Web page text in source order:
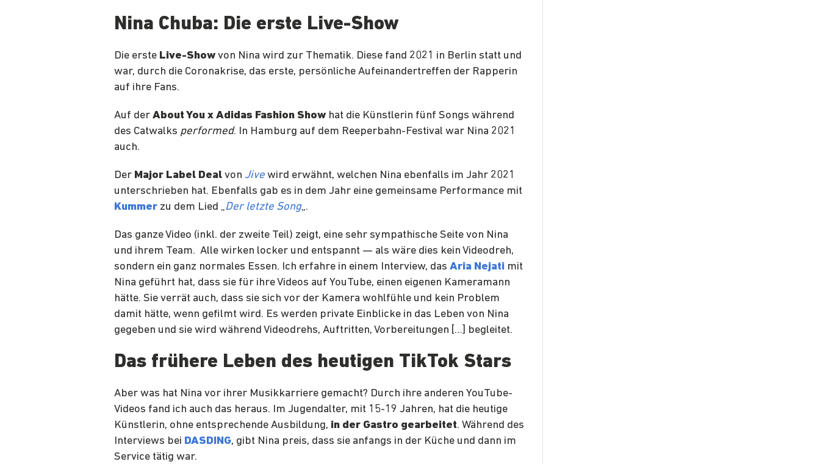
Nina Chuba: Die erste Live-Show
Die erste Live-Show von Nina wird zur Thematik. Diese fand 2021 in Berlin statt und
war, durch die Coronakrise, das erste, persönliche Aufeinandertreffen der Rapperin
auf ihre Fans.
Auf der About You x Adidas Fashion Show hat die Künstlerin fünf Songs während
des Catwalks performed. In Hamburg auf dem Reeperbahn-Festival war Nina 2021
auch.
Der Major Label Deal von Jive wird erwähnt, welchen Nina ebenfalls im Jahr 2021
unterschrieben hat. Ebenfalls gab es in dem Jahr eine gemeinsame Performance mit
Kummer zu dem Lied „Der letzte Song„.
Das ganze Video (inkl. der zweite Teil) zeigt, eine sehr sympathische Seite von Nina
und ihrem Team. Alle wirken locker und entspannt — als wäre dies kein Videodreh,
sondern ein ganz normales Essen. Ich erfahre in einem Interview, das Aria Nejati mit
Nina geführt hat, dass sie für ihre Videos auf YouTube, einen eigenen Kameramann
hätte. Sie verrät auch, dass sie sich vor der Kamera wohlfühle und kein Problem
damit hätte, wenn gefilmt wird. Es werden private Einblicke in das Leben von Nina
gegeben und sie wird während Videodrehs, Auftritten, Vorbereitungen […] begleitet.
Das frühere Leben des heutigen TikTok Stars
Aber was hat Nina vor ihrer Musikkarriere gemacht? Durch ihre anderen YouTube-
Videos fand ich auch das heraus. Im Jugendalter, mit 15-19 Jahren, hat die heutige
Künstlerin, ohne entsprechende Ausbildung, in der Gastro gearbeitet. Während des
Interviews bei DASDING, gibt Nina preis, dass sie anfangs in der Küche und dann im
Service tätig war.